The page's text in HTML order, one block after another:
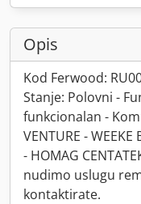
Opis
Kod Ferwood:
Stanje: Polovni -
funkcionalan -
VENTURE -
- HOMAG
nudimo uslugu
kontaktirate.